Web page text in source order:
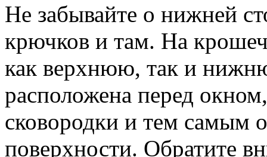
Не забывайте о нижней
крючков и там. На
как верхнюю, так и
расположена перед
сковородки и тем самым
поверхности. Обратите